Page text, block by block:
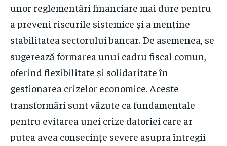
unor reglementări financiare mai dure pentru
a preveni riscurile sistemice și a menține
stabilitatea sectorului bancar. De asemenea, se
sugerează formarea unui cadru fiscal comun,
oferind flexibilitate și solidaritate în
gestionarea crizelor economice. Aceste
transformări sunt văzute ca fundamentale
pentru evitarea unei crize datoriei care ar
putea avea consecințe severe asupra întregii